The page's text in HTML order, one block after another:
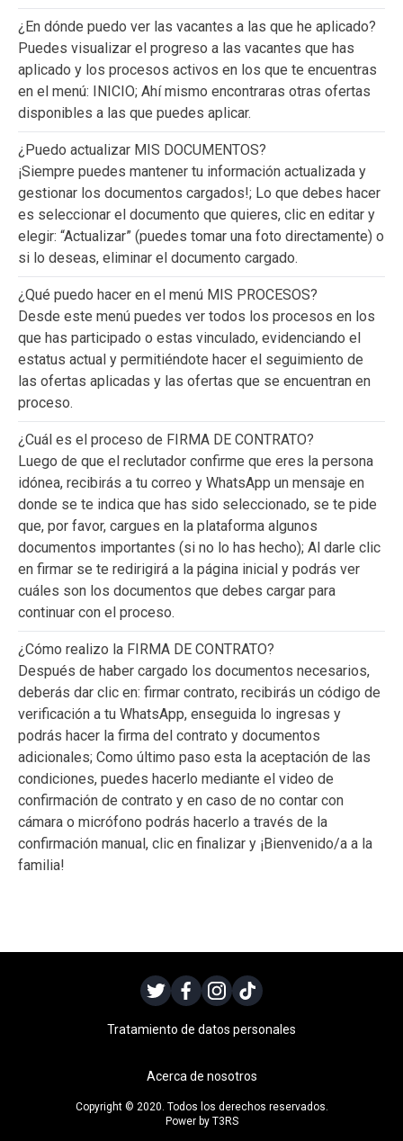
¿En dónde puedo ver las vacantes a las que he aplicado?
Puedes visualizar el progreso a las vacantes que has
aplicado y los procesos activos en los que te encuentras
en el menú: INICIO; Ahí mismo encontraras otras ofertas
disponibles a las que puedes aplicar.
¿Puedo actualizar MIS DOCUMENTOS?
¡Siempre puedes mantener tu información actualizada y
gestionar los documentos cargados!; Lo que debes hacer
es seleccionar el documento que quieres, clic en editar y
elegir: “Actualizar” (puedes tomar una foto directamente) o
si lo deseas, eliminar el documento cargado.
¿Qué puedo hacer en el menú MIS PROCESOS?
Desde este menú puedes ver todos los procesos en los
que has participado o estas vinculado, evidenciando el
estatus actual y permitiéndote hacer el seguimiento de
las ofertas aplicadas y las ofertas que se encuentran en
proceso.
¿Cuál es el proceso de FIRMA DE CONTRATO?
Luego de que el reclutador confirme que eres la persona
idónea, recibirás a tu correo y WhatsApp un mensaje en
donde se te indica que has sido seleccionado, se te pide
que, por favor, cargues en la plataforma algunos
documentos importantes (si no lo has hecho); Al darle clic
en firmar se te redirigirá a la página inicial y podrás ver
cuáles son los documentos que debes cargar para
continuar con el proceso.
¿Cómo realizo la FIRMA DE CONTRATO?
Después de haber cargado los documentos necesarios,
deberás dar clic en: firmar contrato, recibirás un código de
verificación a tu WhatsApp, enseguida lo ingresas y
podrás hacer la firma del contrato y documentos
adicionales; Como último paso esta la aceptación de las
condiciones, puedes hacerlo mediante el video de
confirmación de contrato y en caso de no contar con
cámara o micrófono podrás hacerlo a través de la
confirmación manual, clic en finalizar y ¡Bienvenido/a a la
familia!
Tratamiento de datos personales
Acerca de nosotros
Copyright © 2020. Todos los derechos reservados.
Power by T3RS